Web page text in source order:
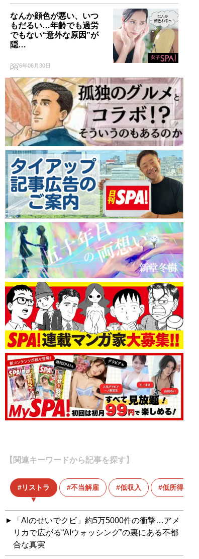
なんか顔色が悪い、いつ
もだるい…年齢でも過労
でもない“意外な原因”が
隠…
2026年06月30日
PR
【関連キーワードから記事を探す】
リストラ 不当解雇 低収入 低所得
「AIのせいでクビ」約5万5000件の衝撃…アメ
リカで広がる“AIウォッシング”の裏にある不都
合な真実